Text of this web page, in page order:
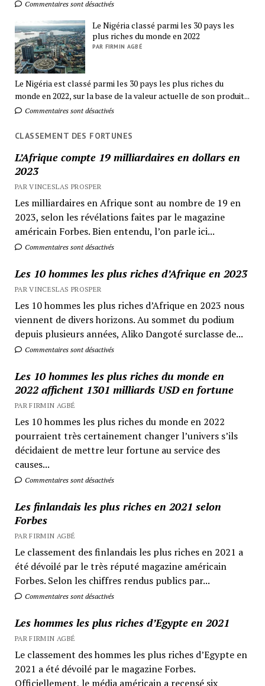
Commentaires sont désactivés
Le Nigéria classé parmi les 30 pays les
plus riches du monde en 2022
PAR FIRMIN AGBÉ
Le Nigéria est classé parmi les 30 pays les plus riches du
monde en 2022, sur la base de la valeur actuelle de son produit...
Commentaires sont désactivés
CLASSEMENT DES FORTUNES
L’Afrique compte 19 milliardaires en dollars en
2023
PAR VINCESLAS PROSPER
Les milliardaires en Afrique sont au nombre de 19 en
2023, selon les révélations faites par le magazine
américain Forbes. Bien entendu, l’on parle ici...
Commentaires sont désactivés
Les 10 hommes les plus riches d’Afrique en 2023
PAR VINCESLAS PROSPER
Les 10 hommes les plus riches d’Afrique en 2023 nous
viennent de divers horizons. Au sommet du podium
depuis plusieurs années, Aliko Dangoté surclasse de...
Commentaires sont désactivés
Les 10 hommes les plus riches du monde en
2022 affichent 1301 milliards USD en fortune
PAR FIRMIN AGBÉ
Les 10 hommes les plus riches du monde en 2022
pourraient très certainement changer l’univers s’ils
décidaient de mettre leur fortune au service des
causes...
Commentaires sont désactivés
Les finlandais les plus riches en 2021 selon
Forbes
PAR FIRMIN AGBÉ
Le classement des finlandais les plus riches en 2021 a
été dévoilé par le très réputé magazine américain
Forbes. Selon les chiffres rendus publics par...
Commentaires sont désactivés
Les hommes les plus riches d’Egypte en 2021
PAR FIRMIN AGBÉ
Le classement des hommes les plus riches d’Egypte en
2021 a été dévoilé par le magazine Forbes.
Officiellement, le média américain a recensé six